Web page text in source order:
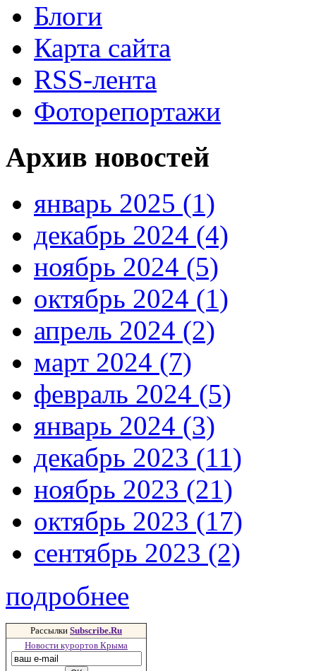
Блоги
Карта сайта
RSS-лента
Фоторепортажи
Архив новостей
январь 2025 (1)
декабрь 2024 (4)
ноябрь 2024 (5)
октябрь 2024 (1)
апрель 2024 (2)
март 2024 (7)
февраль 2024 (5)
январь 2024 (3)
декабрь 2023 (11)
ноябрь 2023 (21)
октябрь 2023 (17)
сентябрь 2023 (2)
подробнее
Рассылки Subscribe.Ru
Новости курортов Крыма